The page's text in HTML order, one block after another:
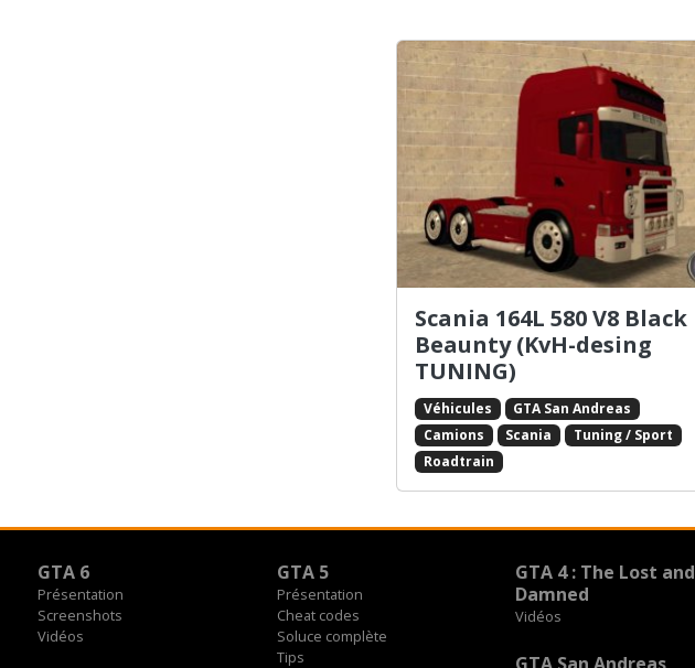
Emperor
Esperanto
Euros
Faggio
Scania 164L 580 V8 Black
Beaunty (KvH-desing
TUNING)
Véhicules
GTA San Andreas
Camions
Scania
Tuning / Sport
Roadtrain
GTA 6
Présentation
Screenshots
Vidéos
GTA 5
Présentation
Cheat codes
Soluce complète
Tips
GTA 4 : The Lost and
Damned
Vidéos
GTA San Andreas